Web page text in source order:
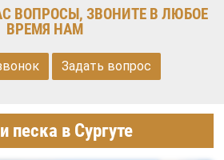
ВОПРОСЫ, ЗВОНИТЕ В ЛЮБОЕ
ВРЕМЯ НАМ
Задать вопрос
песка в Сургуте